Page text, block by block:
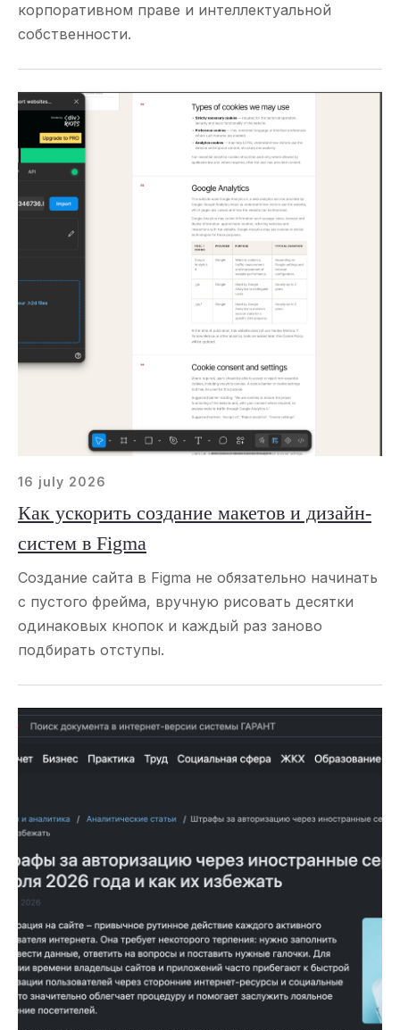
корпоративном праве и интеллектуальной
собственности.
16 july 2026
Как ускорить создание макетов и дизайн-
систем в Figma
Создание сайта в Figma не обязательно начинать
с пустого фрейма, вручную рисовать десятки
одинаковых кнопок и каждый раз заново
подбирать отступы.